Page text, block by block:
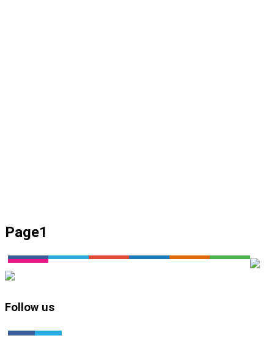
Page1
Follow us